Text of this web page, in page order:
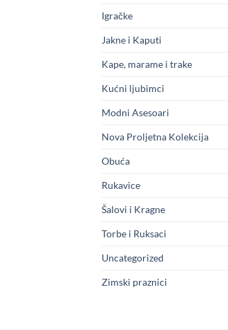
Igračke
Jakne i Kaputi
Kape, marame i trake
Kućni ljubimci
Modni Asesoari
Nova Proljetna Kolekcija
Obuća
Rukavice
Šalovi i Kragne
Torbe i Ruksaci
Uncategorized
Zimski praznici